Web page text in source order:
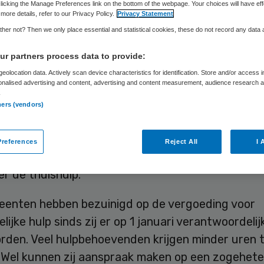
Skipr Redactie 17 juli 2015,09:02 27 keer gelezen
van hun huishoudelijke hulp hebben verloren en
is. Dat heeft de rechter besloten in
de thuishulp.
hebben bezuinigd op de vergoeding voor
hulp sinds zij er op 1 januari
Veel hulpbehoevenden krijgen minder uren
kunnen zij aanspraak maken op een
the Manage Preferences link on the bottom of the webpage. Your choices will have
details, refer to our Privacy Policy.
Privacy Statement
not? Then we only place essential and statistical cookies, these do not record any data
partners process data to provide:
data. Actively scan device characteristics for identification. Store and/or access
advertising and content, advertising and content measurement, audience research
(vendors)
Reject All I